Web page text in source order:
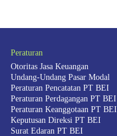
Peraturan
Otoritas Jasa Keuangan
Undang-Undang Pasar Modal
Peraturan Pencatatan PT BEI
Peraturan Perdagangan PT BEI
Peraturan Keanggotaan PT BEI
Keputusan Direksi PT BEI
Surat Edaran PT BEI